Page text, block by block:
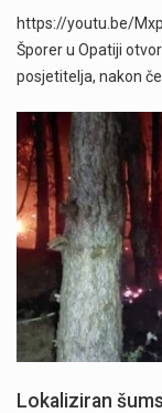
https://youtu.be/
Šporer u Opatiji
posjetitelja, nakon
Lokaliziran